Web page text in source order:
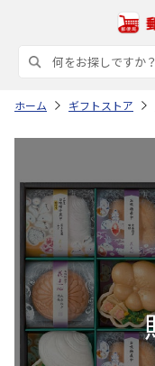
ホーム ギフトストア